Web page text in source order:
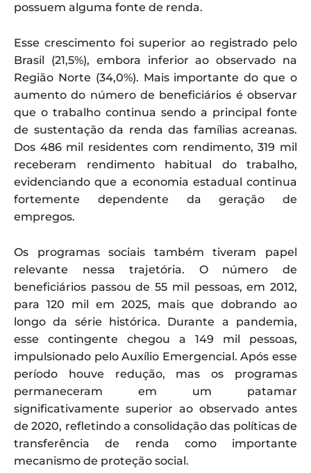
possuem alguma fonte de renda.
Esse crescimento foi superior ao registrado pelo
Brasil (21,5%), embora inferior ao observado na
Região Norte (34,0%). Mais importante do que o
aumento do número de beneficiários é observar
que o trabalho continua sendo a principal fonte
de sustentação da renda das famílias acreanas.
Dos 486 mil residentes com rendimento, 319 mil
receberam rendimento habitual do trabalho,
evidenciando que a economia estadual continua
fortemente dependente da geração de
empregos.
Os programas sociais também tiveram papel
relevante nessa trajetória. O número de
beneficiários passou de 55 mil pessoas, em 2012,
para 120 mil em 2025, mais que dobrando ao
longo da série histórica. Durante a pandemia,
esse contingente chegou a 149 mil pessoas,
impulsionado pelo Auxílio Emergencial. Após esse
período houve redução, mas os programas
permaneceram em um patamar
significativamente superior ao observado antes
de 2020, refletindo a consolidação das políticas de
transferência de renda como importante
mecanismo de proteção social.